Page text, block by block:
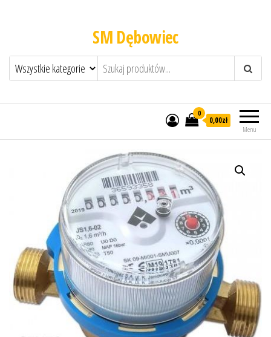
SM Dębowiec
Menu
0
0,00zł